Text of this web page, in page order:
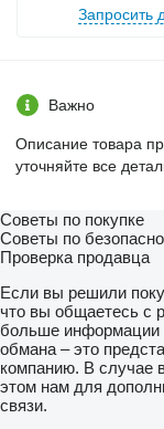
Запросить
Важно
Описание товара
уточняйте все
Советы по покупке
Советы по
Проверка продавца
Если вы решили
что вы общаетесь с
больше информации
обмана – это
компанию. В случае
этом нам для
связи.